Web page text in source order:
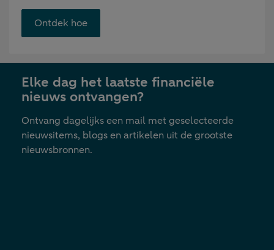
Ontdek hoeOpent
link
nieuwe
tab
Elke dag het laatste financiële
nieuws ontvangen?
Ontvang dagelijks een mail met geselecteerde
nieuwsitems, blogs en artikelen uit de grootste
nieuwsbronnen.